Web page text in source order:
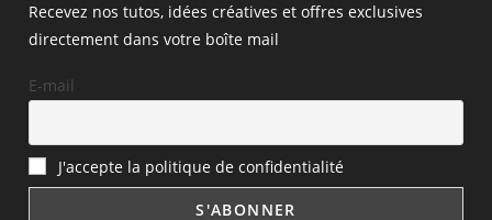
Recevez nos tutos, idées créatives et offres exclusives
directement dans votre boîte mail
E-mail
J'accepte la politique de confidentialité